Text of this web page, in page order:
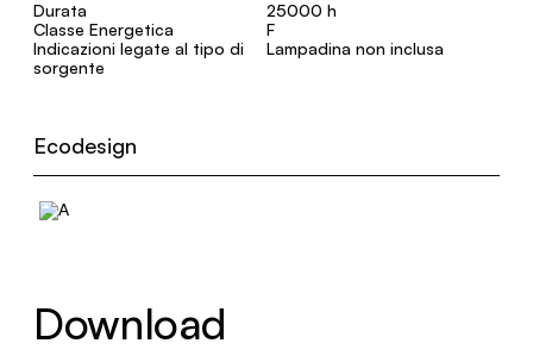
Durata
25000 h
Classe Energetica
F
Indicazioni legate al tipo di
sorgente
Lampadina non inclusa
Ecodesign
Download